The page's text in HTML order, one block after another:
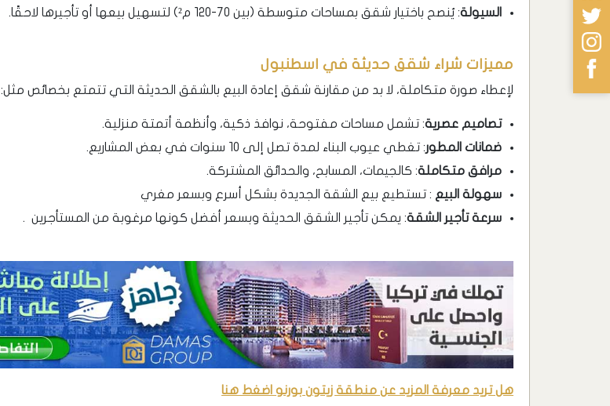
السيولة: يُنصح باختيار شقق بمساحات متوسطة (بين 70-120 م²) لتسهيل بيعها أو تأجيرها لاحقًا.
مميزات شراء شقق حديثة في اسطنبول
لإعطاء صورة متكاملة، لا بد من مقارنة شقق إعادة البيع بالشقق الحديثة التي تتمتع بخصائص مثل:
تصاميم عصرية: تشمل مساحات مفتوحة، نوافذ ذكية، وأنظمة أتمتة منزلية.
ضمانات المطور: تغطي عيوب البناء لمدة تصل إلى 10 سنوات في بعض المشاريع.
مرافق متكاملة: كالجيمات، المسابح، والحدائق المشتركة.
سهولة البيع : تستطيع بيع الشقة الجديدة بشكل أسرع وبسعر مغري
سرعة تأجير الشقة: يمكن تأجير الشقق الحديثة وبسعر أفضل كونها مرغوبة من المستأجرين .
هل تريد معرفة المزيد عن منطقة زيتون بورنو اضغط هنا